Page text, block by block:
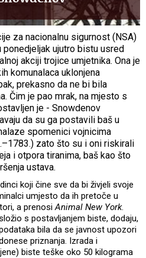
za nacionalnu sigurnost (NSA)
ponedjeljak ujutro bistu usred
akciji trojice umjetnika. Ona je
komunalaca uklonjena
prekasno da ne bi bila
Čim je pao mrak, na mjesto s
je - Snowdenov
da su ga postavili baš u
spomenici vojnicima
zato što su i oni riskirali
i otpora tiranima, baš kao što
ustava.
koji čine sve da bi živjeli svoje
umjesto da ih pretoče u
a prenosiAnimal New York.
s postavljanjem biste, dodaju,
bila da se javnost upozori
priznanja. Izrada i
biste teške oko 50 kilograma